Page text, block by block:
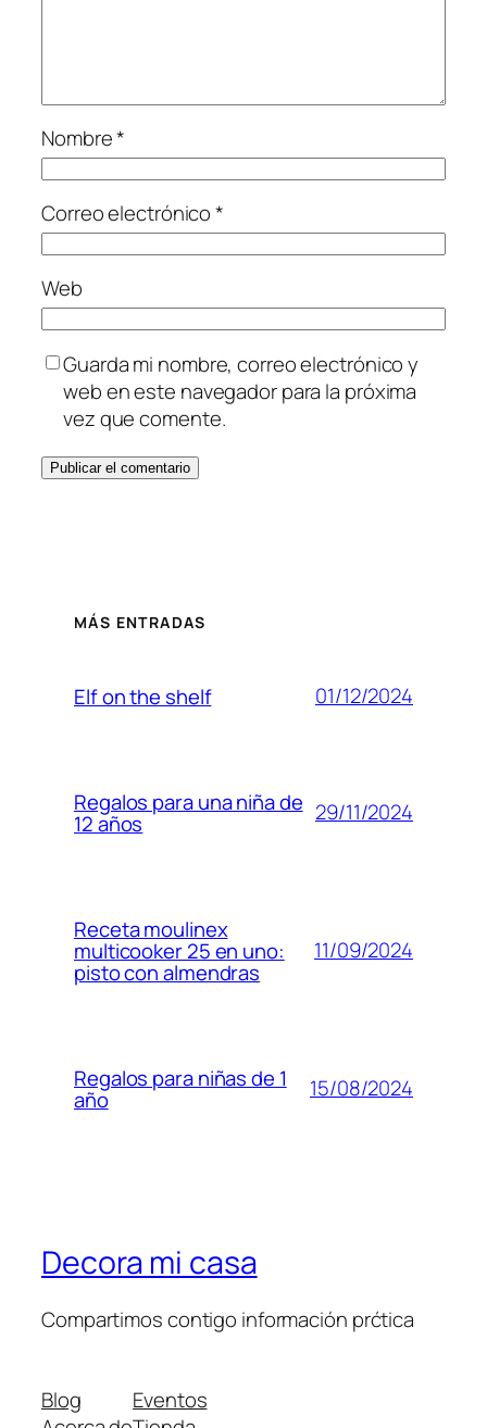
Nombre*
Correo electrónico*
Web
Guarda mi nombre, correo electrónico y
web en este navegador para la próxima
vez que comente.
MÁS ENTRADAS
Elf on the shelf 01/12/2024
Regalos para una niña de
12 años 29/11/2024
Receta moulinex
multicooker 25 en uno:
pisto con almendras
11/09/2024
Regalos para niñas de 1
año 15/08/2024
Decora mi casa
Compartimos contigo información prćtica
Blog
Eventos